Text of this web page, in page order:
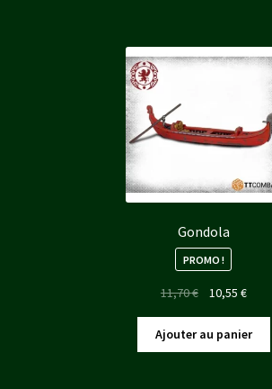
Gondola
PROMO !
11,70€
Le
initial
était :
10,55 €Le
actuel
est :
Ajouter au panier